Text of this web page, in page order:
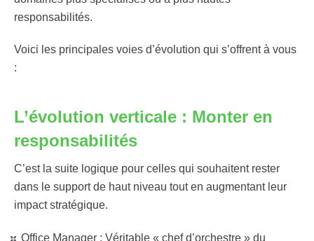
responsabilités.
Voici les principales voies d’évolution qui s’offrent à vous
:
L’évolution verticale : Monter en
responsabilités
C’est la suite logique pour celles qui souhaitent rester
dans le support de haut niveau tout en augmentant leur
impact stratégique.
Office Manager : Véritable « chef d’orchestre » du